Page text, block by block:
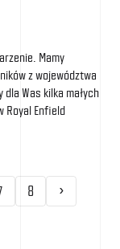
Mamy
z województwa
Was kilka małych
Royal Enfield
8 ›